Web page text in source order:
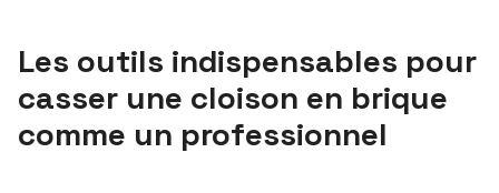
Les outils indispensables pour
casser une cloison en brique
comme un professionnel